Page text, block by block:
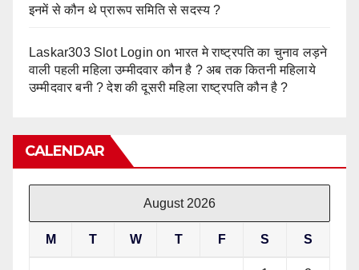
इनमें से कौन थे प्रारूप समिति से सदस्य ?
Laskar303 Slot Login on भारत मे राष्ट्रपति का चुनाव लड़ने
वाली पहली महिला उम्मीदवार कौन है ? अब तक कितनी महिलाये
उम्मीदवार बनी ? देश की दूसरी महिला राष्ट्रपति कौन है ?
CALENDAR
August 2026
M T W T F S S